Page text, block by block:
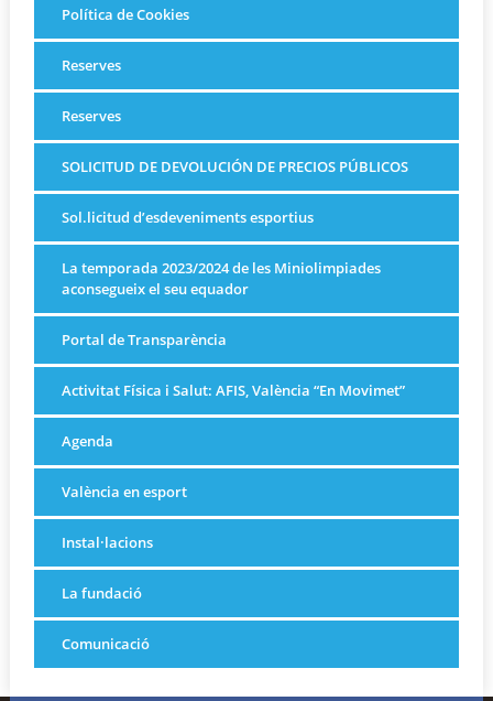
Política de Cookies
Reserves
Reserves
SOLICITUD DE DEVOLUCIÓN DE PRECIOS PÚBLICOS
Sol.licitud d’esdeveniments esportius
La temporada 2023/2024 de les Miniolimpiades
aconsegueix el seu equador
Portal de Transparència
Activitat Física i Salut: AFIS, València “En Movimet”
Agenda
València en esport
Instal·lacions
La fundació
Comunicació